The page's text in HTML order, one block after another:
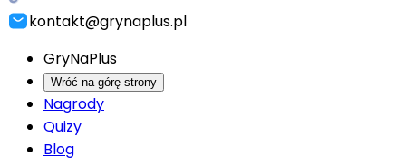
kontakt@grynaplus.pl
GryNaPlus
Wróć na górę strony
Nagrody
Quizy
Blog